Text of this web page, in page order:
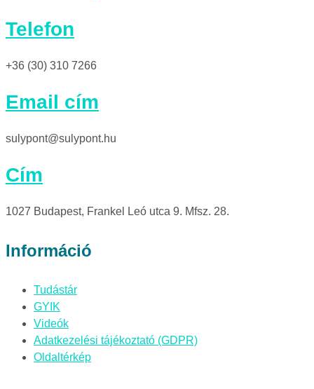
Telefon
+36 (30) 310 7266
Email cím
sulypont@sulypont.hu
Cím
1027 Budapest, Frankel Leó utca 9. Mfsz. 28.
Információ
Tudástár
GYIK
Videók
Adatkezelési tájékoztató (GDPR)
Oldaltérkép